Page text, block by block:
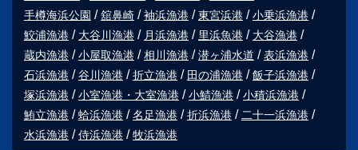
手樽海浜公園
舘鼻崎 袖浜漁港 東宮浜港
小乗浜漁港
鮫浦漁港
大谷川漁港 月浜漁港 里浜魚港
大谷漁港
蔵内漁港
小屋取漁港 相川漁港 潜ヶ浦水道
表浜漁港
石浜漁港
谷川漁港 折立漁港 田の浦漁港
飯子浜漁港
塚浜漁港
小室漁港・大室漁港 小鯖漁港
小積浜漁港
鮪立漁港
蛤浜漁港 名足漁港 折浜漁港
二十一浜漁港
水浜漁港
侍浜漁港 牧浜漁港